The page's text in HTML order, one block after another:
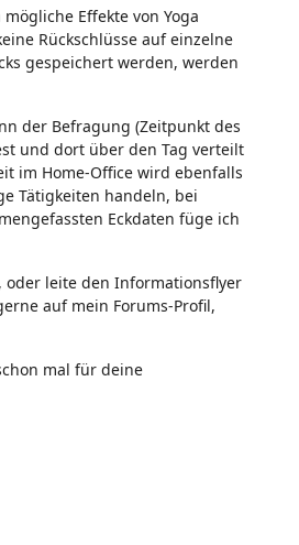
Effekte von Yoga
Rückschlüsse auf einzelne
gespeichert werden, werden
der Befragung (Zeitpunkt des
und dort über den Tag verteilt
im Home-Office wird ebenfalls
Tätigkeiten handeln, bei
Eckdaten füge ich
oder leite den Informationsflyer
auf mein Forums-Profil,
mal für deine